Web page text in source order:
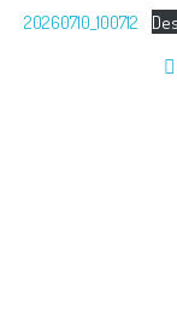
20260710_100712